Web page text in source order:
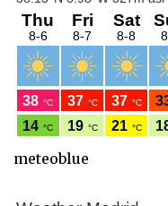
meteoblue